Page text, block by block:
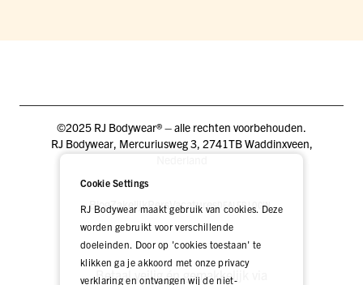
©2025 RJ Bodywear® – alle rechten voorbehouden.
RJ Bodywear, Mercuriusweg 3, 2741TB Waddinxveen,
BlogZakelijkPers VacaturesDEALER LOGIN
Betaal veilig én gemakkelijk via
Cookie Settings
RJ Bodywear maakt gebruik van cookies. Deze
worden gebruikt voor verschillende
doeleinden. Door op 'cookies toestaan' te
klikken ga je akkoord met onze privacy
verklaring en ontvangen wij de niet-